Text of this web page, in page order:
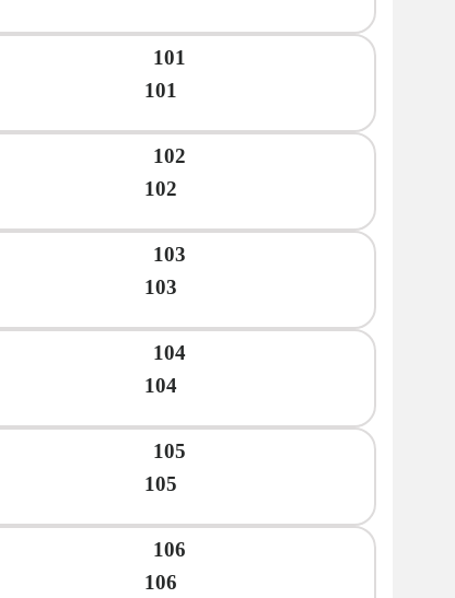
101
102
103
104
105
106